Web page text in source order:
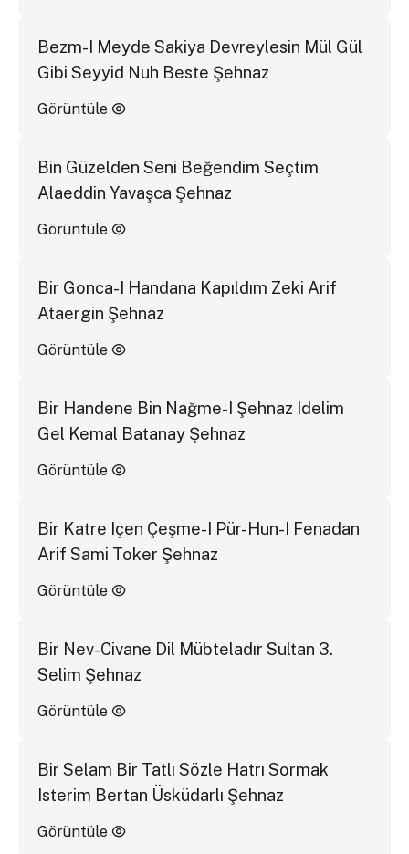
Bezm-I Meyde Sakiya Devreylesin Mül Gül
Gibi Seyyid Nuh Beste Şehnaz
Görüntüle
Bin Güzelden Seni Beğendim Seçtim
Alaeddin Yavaşca Şehnaz
Görüntüle
Bir Gonca-I Handana Kapıldım Zeki Arif
Ataergin Şehnaz
Görüntüle
Bir Handene Bin Nağme-I Şehnaz Idelim
Gel Kemal Batanay Şehnaz
Görüntüle
Bir Katre Içen Çeşme-I Pür-Hun-I Fenadan
Arif Sami Toker Şehnaz
Görüntüle
Bir Nev-Civane Dil Mübteladır Sultan 3.
Selim Şehnaz
Görüntüle
Bir Selam Bir Tatlı Sözle Hatrı Sormak
Isterim Bertan Üsküdarlı Şehnaz
Görüntüle